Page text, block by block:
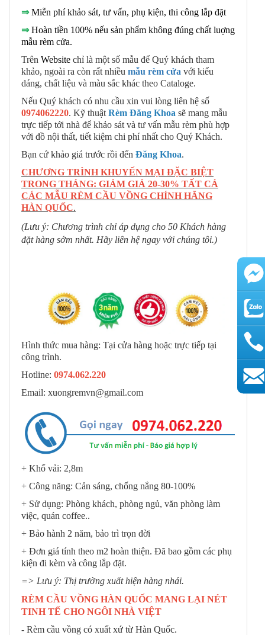
⇒ Miễn phí khảo sát, tư vấn, phụ kiện, thi công lắp đặt
⇒ Hoàn tiền 100% nếu sản phẩm không đúng chất luợng
mẫu rèm cửa.
Trên Website chỉ là một số mẫu để Quý khách tham
khảo, ngoài ra còn rất nhiều mẫu rèm cửa với kiểu
dáng, chất liệu và màu sắc khác theo Cataloge.
Nếu Quý khách có nhu cầu xin vui lòng liên hệ số
0974062220. Kỹ thuật Rèm Đăng Khoa sẽ mang mẫu
trực tiếp tới nhà để khảo sát và tư vấn mẫu rèm phù hợp
với đồ nội thất, tiết kiệm chi phí nhất cho Quý Khách.
Bạn cứ khảo giá trước rồi đến Đăng Khoa.
CHƯƠNG TRÌNH KHUYẾN MẠI ĐẶC BIỆT
TRONG THÁNG: GIẢM GIÁ 20-30% TẤT CẢ
CÁC MẪU RÈM CẦU VỒNG CHÍNH HÃNG
HÀN QUỐC.
(Lưu ý: Chương trình chỉ áp dụng cho 50 Khách hàng
đặt hàng sớm nhất. Hãy liên hệ ngay với chúng tôi.)
Hình thức mua hàng: Tại cửa hàng hoặc trực tiếp tại
công trình.
Hotline: 0974.062.220
Email: xuongremvn@gmail.com
+ Khổ vải: 2,8m
+ Công năng: Cản sáng, chống nắng 80-100%
+ Sử dụng: Phòng khách, phòng ngủ, văn phòng làm
việc, quán coffee..
+ Bảo hành 2 năm, bảo trì trọn đời
+ Đơn giá tính theo m2 hoàn thiện. Đã bao gồm các phụ
kiện đi kèm và công lắp đặt.
=> Lưu ý: Thị trường xuất hiện hàng nhái.
RÈM CẦU VỒNG HÀN QUỐC MANG LẠI NÉT
TINH TẾ CHO NGÔI NHÀ VIỆT
- Rèm cầu vồng có xuất xứ từ Hàn Quốc.